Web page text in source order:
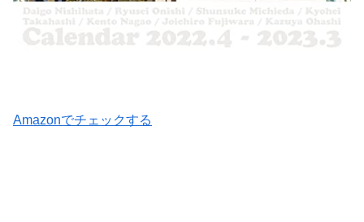
Amazonでチェックする